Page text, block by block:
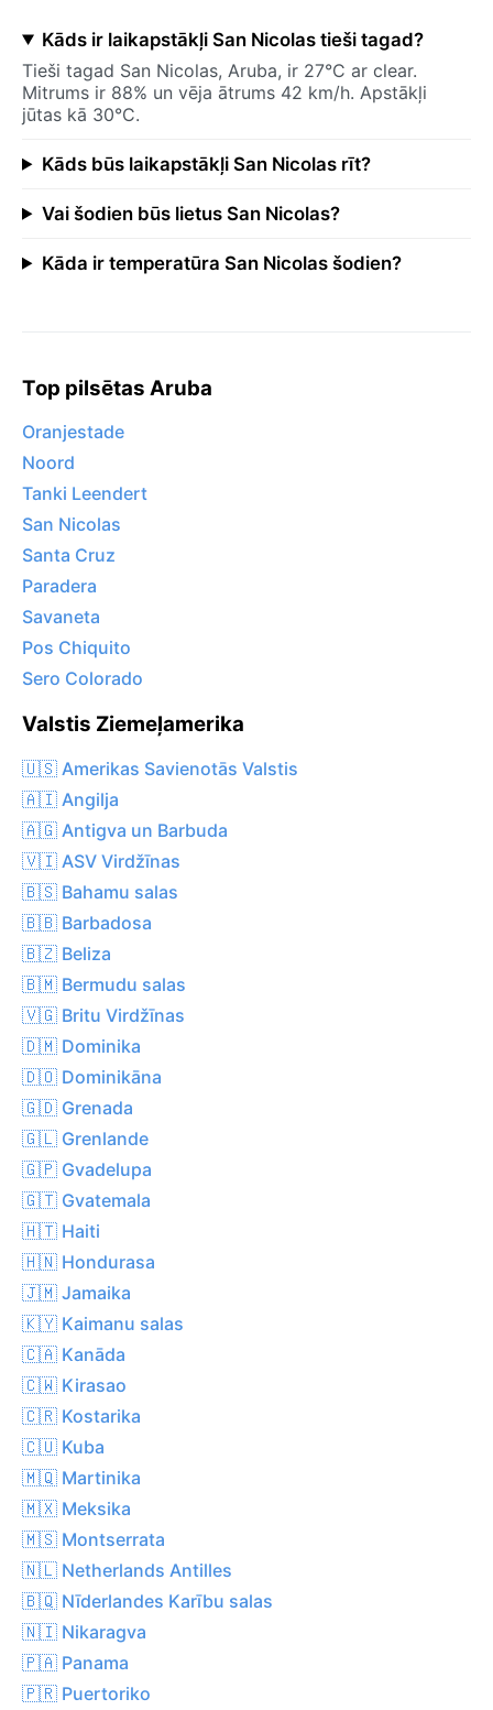
Kāds ir laikapstākļi San Nicolas tieši tagad?
Tieši tagad San Nicolas, Aruba, ir 27°C ar clear.
Mitrums ir 88% un vēja ātrums 42 km/h. Apstākļi
jūtas kā 30°C.
Kāds būs laikapstākļi San Nicolas rīt?
Vai šodien būs lietus San Nicolas?
Kāda ir temperatūra San Nicolas šodien?
Top pilsētas Aruba
Oranjestade
Noord
Tanki Leendert
San Nicolas
Santa Cruz
Paradera
Savaneta
Pos Chiquito
Sero Colorado
Valstis Ziemeļamerika
🇺🇸 Amerikas Savienotās Valstis
🇦🇮 Angilja
🇦🇬 Antigva un Barbuda
🇻🇮 ASV Virdžīnas
🇧🇸 Bahamu salas
🇧🇧 Barbadosa
🇧🇿 Beliza
🇧🇲 Bermudu salas
🇻🇬 Britu Virdžīnas
🇩🇲 Dominika
🇩🇴 Dominikāna
🇬🇩 Grenada
🇬🇱 Grenlande
🇬🇵 Gvadelupa
🇬🇹 Gvatemala
🇭🇹 Haiti
🇭🇳 Hondurasa
🇯🇲 Jamaika
🇰🇾 Kaimanu salas
🇨🇦 Kanāda
🇨🇼 Kirasao
🇨🇷 Kostarika
🇨🇺 Kuba
🇲🇶 Martinika
🇲🇽 Meksika
🇲🇸 Montserrata
🇳🇱 Netherlands Antilles
🇧🇶 Nīderlandes Karību salas
🇳🇮 Nikaragva
🇵🇦 Panama
🇵🇷 Puertoriko